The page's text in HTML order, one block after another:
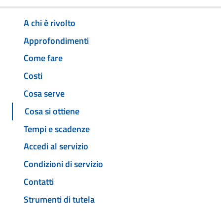
A chi è rivolto
Approfondimenti
Come fare
Costi
Cosa serve
Cosa si ottiene
Tempi e scadenze
Accedi al servizio
Condizioni di servizio
Contatti
Strumenti di tutela